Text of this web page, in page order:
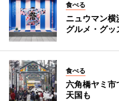
食べる
ニュウマン
グルメ・グッ
食べる
六角橋ヤミ
天国も